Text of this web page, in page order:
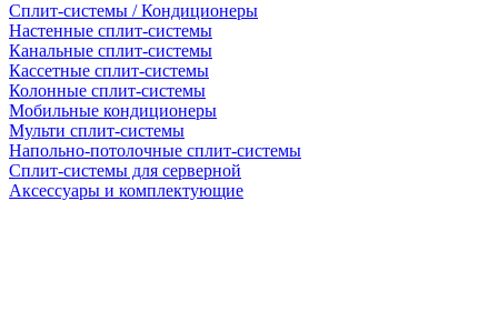
Сплит-системы / Кондиционеры
Настенные сплит-системы
Канальные сплит-системы
Кассетные сплит-системы
Колонные сплит-системы
Мобильные кондиционеры
Мульти сплит-системы
Напольно-потолочные сплит-системы
Сплит-системы для серверной
Аксессуары и комплектующие